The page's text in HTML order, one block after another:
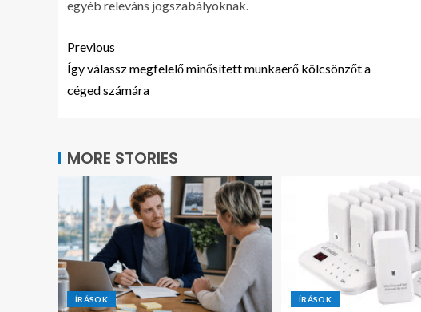
egyéb releváns jogszabályoknak.
Previous
Így válassz megfelelő minősített munkaerő kölcsönzőt a
céged számára
MORE STORIES
ÍRÁSOK ÍRÁSOK